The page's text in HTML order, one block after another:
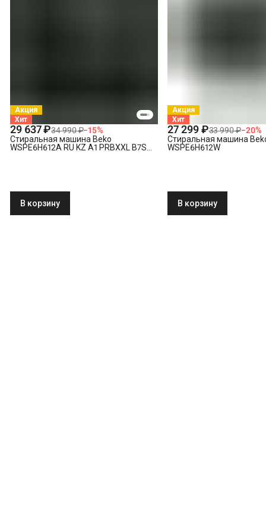
Акция
Хит
29 637 ₽34 990 ₽−15%
Стиральная машина Beko
WSPE6H612A RU KZ A1 PRBXXL B7S
В корзину
Акция
Хит
27 299 ₽33 990 ₽−20%
Стиральная машина
WSPE6H612W
В корзину